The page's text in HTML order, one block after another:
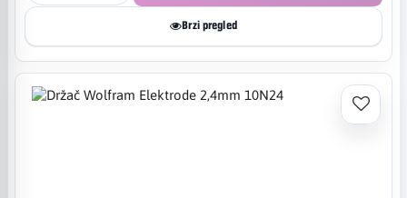
Brzi pregled